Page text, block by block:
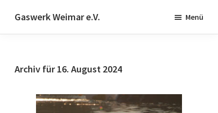
main
Fußzeile
springen
Gaswerk Weimar e.V.
|
Menü
Archiv für 16. August 2024